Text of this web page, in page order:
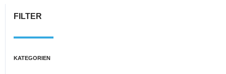
FILTER
KATEGORIEN